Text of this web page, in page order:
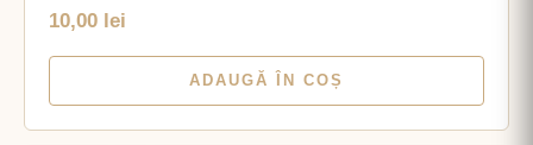
10,00 lei
ADAUGĂ ÎN COȘ